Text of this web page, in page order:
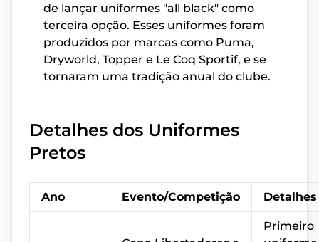
de lançar uniformes "all black" como
terceira opção. Esses uniformes foram
produzidos por marcas como Puma,
Dryworld, Topper e Le Coq Sportif, e se
tornaram uma tradição anual do clube.
Detalhes dos Uniformes
Pretos
Ano Evento/Competição Detalhes
Primeiro